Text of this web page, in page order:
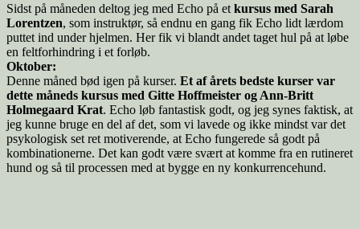
Sidst på måneden deltog jeg med Echo på et kursus med Sarah
Lorentzen, som instruktør, så endnu en gang fik Echo lidt lærdom
puttet ind under hjelmen. Her fik vi blandt andet taget hul på at løbe
en feltforhindring i et forløb.
Oktober:
Denne måned bød igen på kurser. Et af årets bedste kurser var
dette måneds kursus med Gitte Hoffmeister og Ann-Britt
Holmegaard Krat. Echo løb fantastisk godt, og jeg synes faktisk, at
jeg kunne bruge en del af det, som vi lavede og ikke mindst var det
psykologisk set ret motiverende, at Echo fungerede så godt på
kombinationerne. Det kan godt være svært at komme fra en rutineret
hund og så til processen med at bygge en ny konkurrencehund.